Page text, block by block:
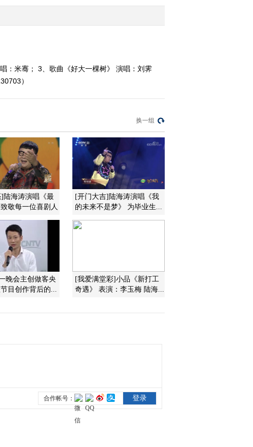
2013-06-06 00:59:54
《音乐快递》 20130515
2013-05-16 01:33:31
《音乐快递》 20130508
2013-05-08 23:19:10
《音乐快递》 20130417
2013-04-03 09:40:53
：米骞； 3、歌曲《好大一棵树》 演唱：刘霁
）
换一组
陆海涛演唱《最
敬每一位喜剧人
[开门大吉]陆海涛演唱《我
的未来不是梦》 为毕业生...
晚会主创做客央
目创作背后的...
[我爱满堂彩]小品《新打工
奇遇》 表演：李玉梅 陆海...